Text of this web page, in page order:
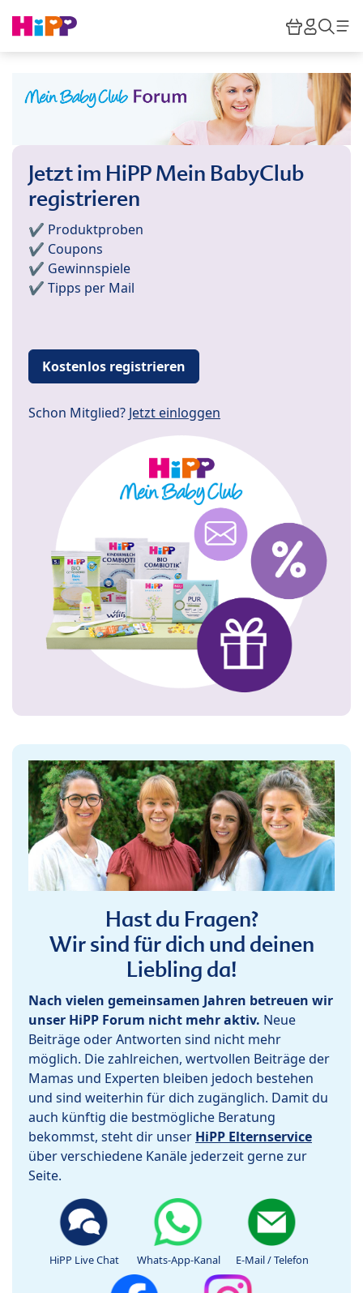
HiPP
Jetzt im HiPP Mein BabyClub
registrieren
✔️ Produktproben
✔️ Coupons
✔️ Gewinnspiele
✔️ Tipps per Mail
Kostenlos registrieren
Schon Mitglied? Jetzt einloggen
Hast du Fragen?
Wir sind für dich und deinen
Liebling da!
Nach vielen gemeinsamen Jahren betreuen wir
unser HiPP Forum nicht mehr aktiv. Neue
Beiträge oder Antworten sind nicht mehr
möglich. Die zahlreichen, wertvollen Beiträge der
Mamas und Experten bleiben jedoch bestehen
und sind weiterhin für dich zugänglich. Damit du
auch künftig die bestmögliche Beratung
bekommst, steht dir unser HiPP Elternservice
über verschiedene Kanäle jederzeit gerne zur
Seite.
HiPP Live Chat Whats-App-Kanal E-Mail / Telefon